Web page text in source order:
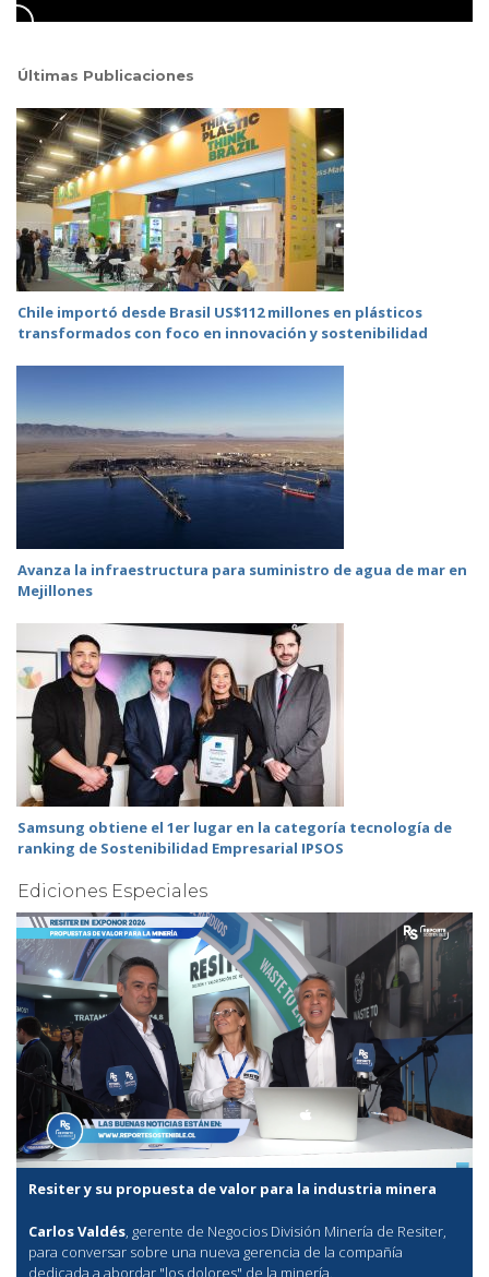
Últimas Publicaciones
Chile importó desde Brasil US$112 millones en plásticos
transformados con foco en innovación y sostenibilidad
Avanza la infraestructura para suministro de agua de mar en
Mejillones
Samsung obtiene el 1er lugar en la categoría tecnología de
ranking de Sostenibilidad Empresarial IPSOS
Ediciones Especiales
Resiter y su propuesta de valor para la industria minera
Carlos Valdés, gerente de Negocios División Minería de Resiter,
para conversar sobre una nueva gerencia de la compañía
dedicada a abordar "los dolores" de la minería.